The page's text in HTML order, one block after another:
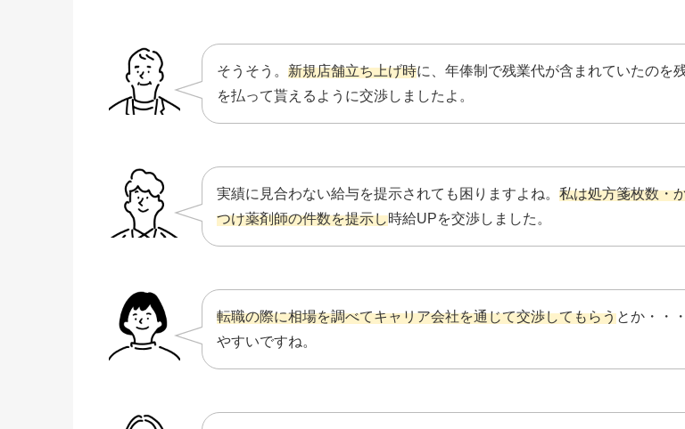
そうそう。 新規店舗立ち上げ時に、年俸制で残業代が含まれていたのを
を払って貰えるように交渉しましたよ。
実績に見合わない給与を提示されても困りますよね。 私は処方箋枚数・
つけ薬剤師の件数を提示し時給UPを交渉しました。
転職の際に相場を調べてキャリア会社を通じて交渉してもらうとか・・
やすいですね。